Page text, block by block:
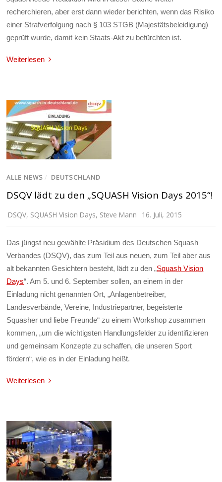
recherchieren, aber erst dann wieder berichten, wenn das Risiko
einer Strafverfolgung nach § 103 STGB (Majestätsbeleidigung)
geprüft wurde, damit kein Staats-Akt zu befürchten ist.
Weiterlesen
ALLE NEWS / DEUTSCHLAND
DSQV lädt zu den „SQUASH Vision Days 2015“!
DSQV, SQUASH Vision Days, Steve Mann 16. Juli, 2015
Das jüngst neu gewählte Präsidium des Deutschen Squash
Verbandes (DSQV), das zum Teil aus neuen, zum Teil aber aus
alt bekannten Gesichtern besteht, lädt zu den „Squash Vision
Days“. Am 5. und 6. September sollen, an einem in der
Einladung nicht genannten Ort, „Anlagenbetreiber,
Landesverbände, Vereine, Industriepartner, begeisterte
Squasher und liebe Freunde“ zu einem Workshop zusammen
kommen, „um die wichtigsten Handlungsfelder zu identifizieren
und gemeinsam Konzepte zu schaffen, die unseren Sport
fördern“, wie es in der Einladung heißt.
Weiterlesen